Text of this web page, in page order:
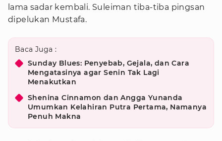
lama sadar kembali. Suleiman tiba-tiba pingsan
dipelukan Mustafa.
Baca Juga :
Sunday Blues: Penyebab, Gejala, dan Cara
Mengatasinya agar Senin Tak Lagi
Menakutkan
Shenina Cinnamon dan Angga Yunanda
Umumkan Kelahiran Putra Pertama, Namanya
Penuh Makna